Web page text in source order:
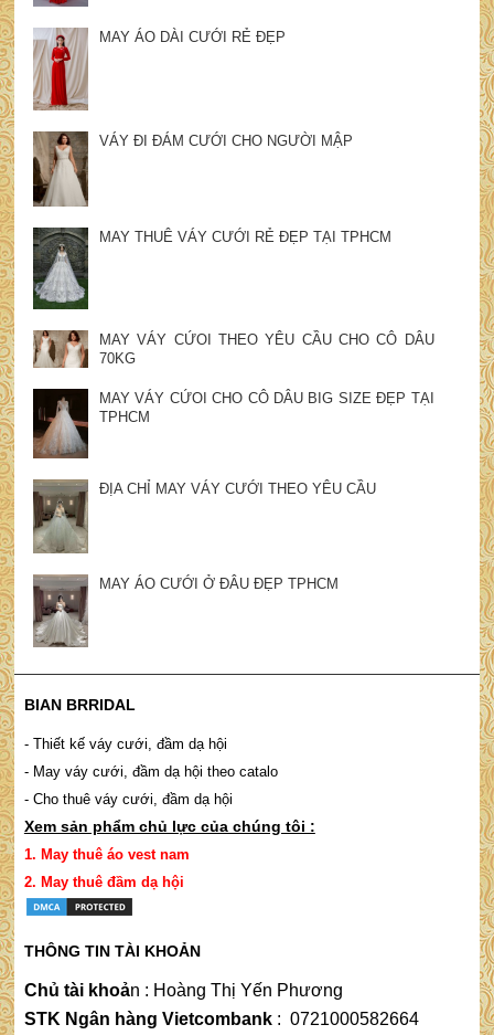
MAY ÁO DÀI CƯỚI RẺ ĐẸP
VÁY ĐI ĐÁM CƯỚI CHO NGƯỜI MẬP
MAY THUÊ VÁY CƯỚI RẺ ĐẸP TẠI TPHCM
MAY VÁY CỨOI THEO YÊU CẦU CHO CÔ DÂU
70KG
MAY VÁY CỨOI CHO CÔ DÂU BIG SIZE ĐẸP TẠI
TPHCM
ĐỊA CHỈ MAY VÁY CƯỚI THEO YÊU CẦU
MAY ÁO CƯỚI Ở ĐÂU ĐẸP TPHCM
BIAN BRRIDAL
- Thiết kế váy cưới, đầm dạ hội
- May váy cưới, đầm dạ hội theo catalo
- Cho thuê váy cưới, đầm dạ hội
Xem sản phẩm chủ lực của chúng tôi :
1. May thuê áo vest nam
2. May thuê đầm dạ hội
THÔNG TIN TÀI KHOẢN
Chủ tài khoản : Hoàng Thị Yến Phương
STK Ngân hàng Vietcombank: 0721000582664